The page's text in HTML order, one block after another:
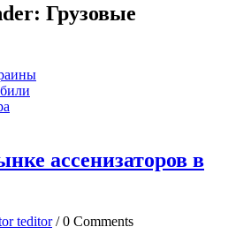
Грузовые
ассенизаторов в
teditor/ 0 Comments